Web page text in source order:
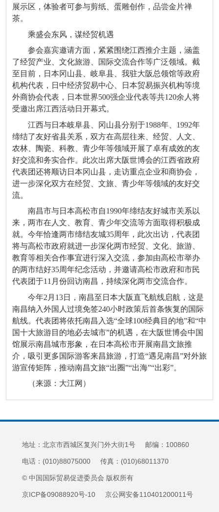
展示区，体验者可参与剪纸、蛋雕创作，品尝金片禅
茶。
乘盛会东风，谋经贸机遇
参会嘉宾邀请方面，紧紧围绕江西推介主题，涵盖
了经贸产业、文化旅游、国际交流合作等广泛领域。截
至目前，日本冈山县、岐阜县、我驻大阪总领馆等政府
机构代表，日中经济贸易中心、日本贸易振兴机构等境
外商协会代表，日本世界500强企业代表等共120余人将
受邀出席江西活动日开幕式。
江西与日本岐阜县、冈山县分别于1988年、1992年
缔结了友好省县关系，双方在高层往来、经贸、人文、
农林、陶瓷、科教、青少年等领域开展了卓有成效的友
好交流和务实合作。此次出席大阪世博会的江西省政府
代表团还将顺访日本冈山县，走访重点企业和商协会，
进一步深化双方在经贸、文旅、青少年等领域的友好交
流。
南昌市与日本高松市自1990年缔结友好城市关系以
来，两市在人文、教育、青少年交流等方面取得积极成
就。今年恰逢两市缔结友城35周年，此次出访，代表团
将与高松市政府就进一步深化两市经贸、文化、旅游、
教育等相关合作事宜进行深入交流，参加由高松市举办
的两市结好35周年纪念活动，并邀请高松市政府和市民
代表团于11月份回访南昌，持续深化两市交流合作。
今年2月13日，南昌至日本大阪直飞航线启航，这是
南昌纳入外国人过境免签240小时政策后首条恢复的国际
航线。代表团将依托南昌入选“全球100经典目的地”和“中
国十大旅游目的地必去城市”的机遇，在大阪世博会中国
馆展示南昌城市形象，在日本高松市开展南昌文旅推
介，吸引更多国际游客来昌旅游，打造“遇见南昌”对外旅
游宣传矩阵，推动南昌文旅“出圈”“出海”“出彩”。
（来源：大江网）
地址：北京市西城区复兴门外大街1号 邮编：100860
电话：(010)88075000 传真：(010)68011370
© 中国国际贸易促进委员会 版权所有
京ICP备09088920号-10 京公网安备110401200011号